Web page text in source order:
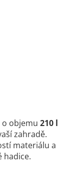
objemu 210 l
zahradě.
materiálu a
hadice.